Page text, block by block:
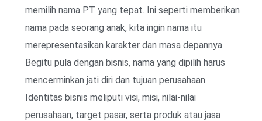
memilih nama PT yang tepat. Ini seperti memberikan
nama pada seorang anak, kita ingin nama itu
merepresentasikan karakter dan masa depannya.
Begitu pula dengan bisnis, nama yang dipilih harus
mencerminkan jati diri dan tujuan perusahaan.
Identitas bisnis meliputi visi, misi, nilai-nilai
perusahaan, target pasar, serta produk atau jasa